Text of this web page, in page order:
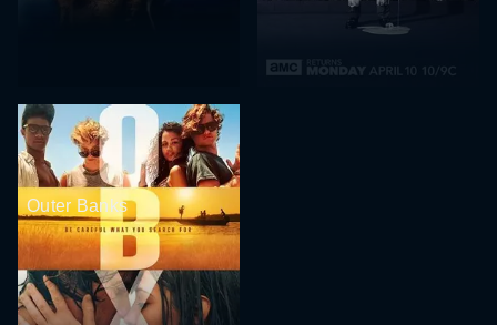
Outer Banks